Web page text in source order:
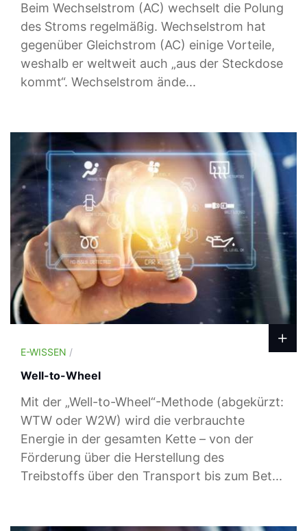
Beim Wechselstrom (AC) wechselt die Polung
des Stroms regelmäßig. Wechselstrom hat
gegenüber Gleichstrom (AC) einige Vorteile,
weshalb er weltweit auch „aus der Steckdose
kommt“. Wechselstrom ände...
E-WISSEN /
Well-to-Wheel
Mit der „Well-to-Wheel“-Methode (abgekürzt:
WTW oder W2W) wird die verbrauchte
Energie in der gesamten Kette – von der
Förderung über die Herstellung des
Treibstoffs über den Transport bis zum Bet...